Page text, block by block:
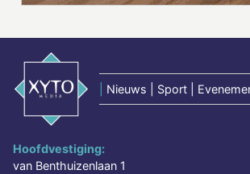
Nieuws | Sport |
Hoofdvestiging:
van Benthuizenlaan 1